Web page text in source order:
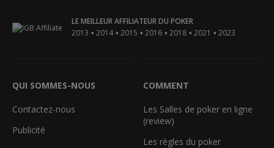
LE MEILLEUR AFFILIATEUR DU POKER
2013 • 2014 • 2015 • 2016 • 2018 • 2021 • 2023
QUI SOMMES-NOUS
Contactez-nous
Publicité
COMMENT
Les Salles de poker en ligne
(review)
Les règles du poker